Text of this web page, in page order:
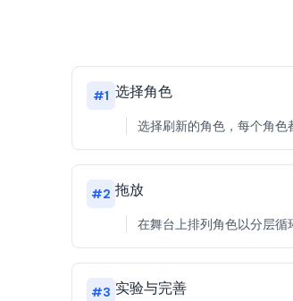
#1 选择角色
选择刷新的角色，每个角色
#2 拖放
在舞台上排列角色以分层循
#3 实验与完善